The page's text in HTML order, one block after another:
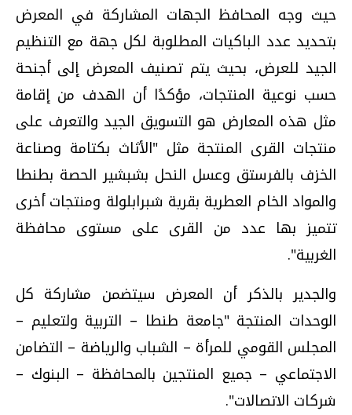
حيث وجه المحافظ الجهات المشاركة في المعرض
بتحديد عدد الباكيات المطلوبة لكل جهة مع التنظيم
الجيد للعرض، بحيث يتم تصنيف المعرض إلى أجنحة
حسب نوعية المنتجات، مؤكدًا أن الهدف من إقامة
مثل هذه المعارض هو التسويق الجيد والتعرف على
منتجات القرى المنتجة مثل "الأثاث بكتامة وصناعة
الخزف بالفرستق وعسل النحل بشبشير الحصة بطنطا
والمواد الخام العطرية بقرية شبرابلولة ومنتجات أخرى
تتميز بها عدد من القرى على مستوى محافظة
الغربية".
والجدير بالذكر أن المعرض سيتضمن مشاركة كل
الوحدات المنتجة "جامعة طنطا – التربية ولتعليم –
المجلس القومي للمرأة – الشباب والرياضة – التضامن
الاجتماعي – جميع المنتجين بالمحافظة – البنوك –
شركات الاتصالات".